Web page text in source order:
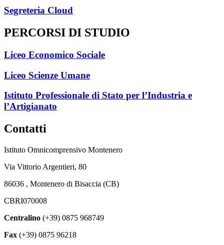
Segreteria Cloud
PERCORSI DI STUDIO
Liceo Economico Sociale
Liceo Scienze Umane
Istituto Professionale di Stato per l’Industria e
l’Artigianato
Contatti
Istituto Omnicomprensivo Montenero
Via Vittorio Argentieri, 80
86036 , Montenero di Bisaccia (CB)
CBRI070008
Centralino (+39) 0875 968749
Fax (+39) 0875 96218